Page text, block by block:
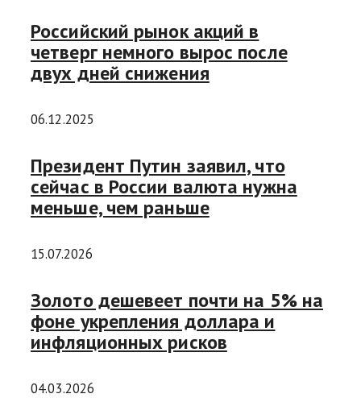
Российский рынок акций в
четверг немного вырос после
двух дней снижения
06.12.2025
Президент Путин заявил, что
сейчас в России валюта нужна
меньше, чем раньше
15.07.2026
Золото дешевеет почти на 5% на
фоне укрепления доллара и
инфляционных рисков
04.03.2026